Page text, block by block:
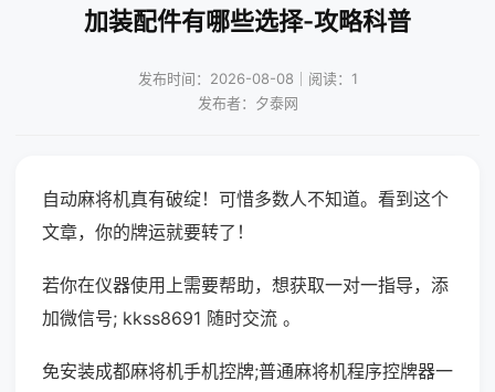
加装配件有哪些选择-攻略科普
发布时间：2026-08-08｜阅读：1
发布者：夕泰网
自动麻将机真有破绽！可惜多数人不知道。看到这个
文章，你的牌运就要转了！
若你在仪器使用上需要帮助，想获取一对一指导，添
加微信号; kkss8691 随时交流 。
免安装成都麻将机手机控牌;普通麻将机程序控牌器一